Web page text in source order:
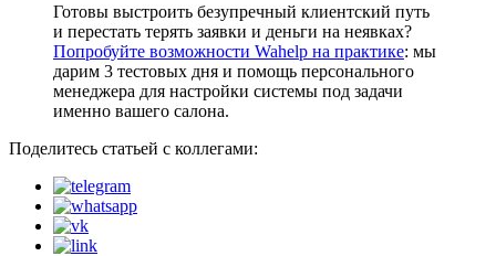
Готовы выстроить безупречный клиентский путь
и перестать терять заявки и деньги на неявках?
Попробуйте возможности Wahelp на практике: мы
дарим 3 тестовых дня и помощь персонального
менеджера для настройки системы под задачи
именно вашего салона.
Поделитесь статьей с коллегами: